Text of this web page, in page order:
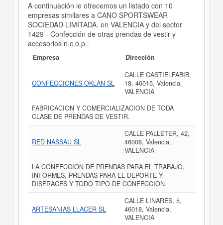
A continuación le ofrecemos un listado con 10
empresas similares a CANO SPORTSWEAR
SOCIEDAD LIMITADA. en VALENCIA y del sector
1429 - Confección de otras prendas de vestir y
accesorios n.c.o.p..
Empresa Dirección
CONFECCIONES OKLAN SL
CALLE CASTIELFABIB,
18, 46015, Valencia,
VALENCIA
FABRICACION Y COMERCIALIZACION DE TODA
CLASE DE PRENDAS DE VESTIR.
RED NASSAU SL
CALLE PALLETER, 42,
46008, Valencia,
VALENCIA
LA CONFECCION DE PRENDAS PARA EL TRABAJO,
INFORMES, PRENDAS PARA EL DEPORTE Y
DISFRACES Y TODO TIPO DE CONFECCION.
ARTESANIAS LLACER SL
CALLE LINARES, 5,
46018, Valencia,
VALENCIA